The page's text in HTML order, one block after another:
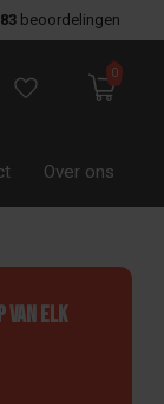
beoordelingen
0
Over ons
van elk